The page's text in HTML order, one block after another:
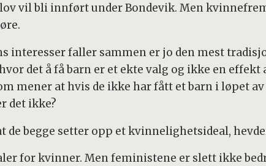
vil bli innført under Bondevik. Men
interesser faller sammen er jo den mest
det å få barn er et ekte valg og ikke en effekt
mener at hvis de ikke har fått et barn i løpet av
det ikke?
begge setter opp et kvinnelighetsideal,
for kvinner. Men feministene er slett ikke